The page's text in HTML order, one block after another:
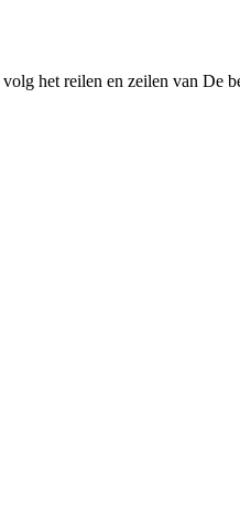
het reilen en zeilen van De